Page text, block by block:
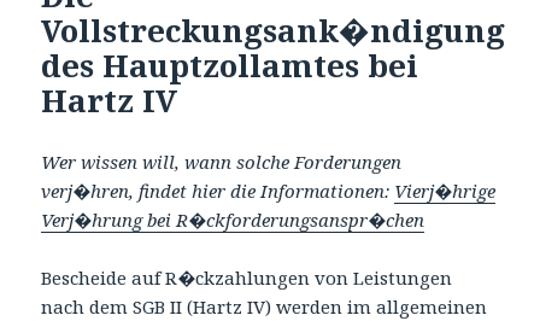
Vollstreckungsank�ndigung
des Hauptzollamtes bei
Hartz IV
Wer wissen will, wann solche Forderungen
verj�hren, findet hier die Informationen: Vierj�hrige
Verj�hrung bei R�ckforderungsanspr�chen
Bescheide auf R�ckzahlungen von Leistungen
nach dem SGB II (Hartz IV) werden im allgemeinen